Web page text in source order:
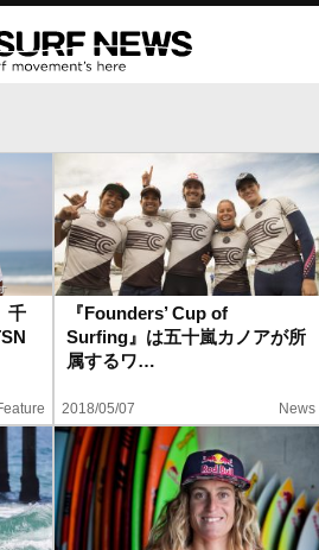
千
『Founders’ Cup of
Surfing』は五十嵐カノアが所
属するワ…
2018/05/07 News
占インタビュー】旧友レオ、ジャ
イベートセッション
＆ロング開幕戦・現地リポート（高